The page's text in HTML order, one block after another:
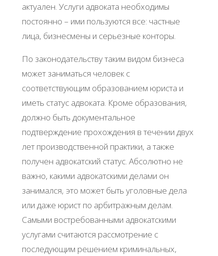
актуален. Услуги адвоката необходимы
постоянно – ими пользуются все: частные
лица, бизнесмены и серьезные конторы.
По законодательству таким видом бизнеса
может заниматься человек с
соответствующим образованием юриста и
иметь статус адвоката. Кроме образования,
должно быть документальное
подтверждение прохождения в течении двух
лет производственной практики, а также
получен адвокатский статус. Абсолютно не
важно, какими адвокатскими делами он
занимался, это может быть уголовные дела
или даже юрист по арбитражным делам.
Самыми востребованными адвокатскими
услугами считаются рассмотрение с
последующим решением криминальных,